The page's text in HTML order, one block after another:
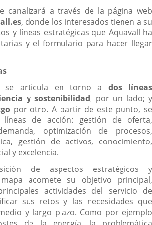
canalizará a través de la página web
, donde los interesados tienen a su
y líneas estratégicas que Aquavall ha
y el formulario para hacer llegar
se articula en torno ados líneas
y sostenibilidad, por un lado; y
por otro. A partir de este punto, se
líneas de acción: gestión de oferta,
optimización de procesos,
gestión de activos, conocimiento,
y excelencia.
de aspectos estratégicos y
acomete su objetivo principal,
actividades del servicio de
sus retos y las necesidades que
y largo plazo. Como por ejemplo
de la energía, la problemática